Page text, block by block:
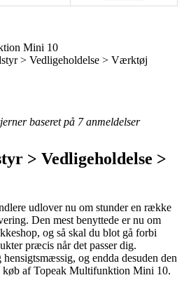
Mini 10
> Vedligeholdelse > Værktøj
baseret på 7anmeldelser
> Vedligeholdelse >
udlover nu om stunder en række
Den mest benyttede er nu om
og så skal du blot gå forbi
præcis når det passer dig.
og endda desuden den
køb af Topeak Multifunktion Mini 10.